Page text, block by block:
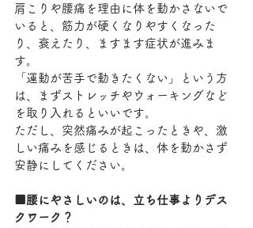
肩こりや腰痛を理由に体を動かさないで
いると、筋力が硬くなりやすくなった
り、衰えたり、ますます症状が進みま
す。
「運動が苦手で動きたくない」という方
は、まずストレッチやウォーキングなど
を取り入れるといいです。
ただし、突然痛みが起こったときや、激
しい痛みを感じるときは、体を動かさず
安静にしてください。
■腰にやさしいのは、立ち仕事よりデス
クワーク？